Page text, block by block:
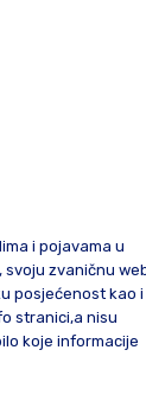
i pojavama u
zvaničnu
posjećenost kao i
stranici,a nisu
koje informacije